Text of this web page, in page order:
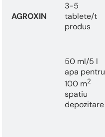
AGROXIN
3-5
tablete/t
produs
50 ml/5 l
apa pentru
100 m2
spatiu
depozitare